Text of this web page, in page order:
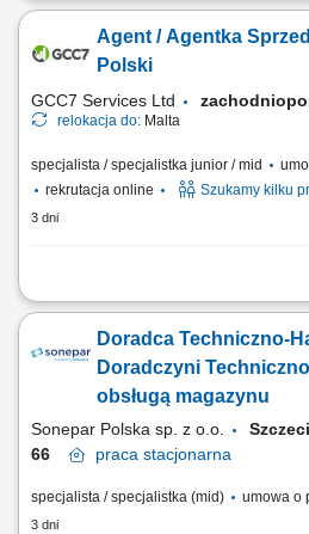
#experienceTTEC Our employees have
and company culture are amazing and our
Agent / Agentka
Polski
GCC7 Services Ltd
relokacja do: Malta
specjalista / specjalistka junior / mid
rekrutacja online
Szukamy kilku
3 dni
ZAKRES OBOWIĄZKÓW: Aktywny
finansami, w tym szkoleń z zakresu
relacji i pozyskiwanie klientów dla
Biznesowych. CZEGO WYMAGAMY: Chęć...
Doradca Techniczno-
Doradczyni
obsługą magazynu
Sonepar Polska sp. z o.o.
66
praca stacjonarna
specjalista / specjalistka (mid) umowa o
3 dni